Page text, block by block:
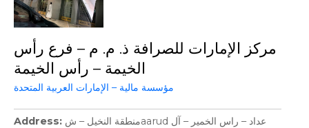
مركز الإمارات للصرافة ذ. م. م – فرع رأس
الخيمة – رأس الخيمة
مؤسسة مالية – الإمارات العربية المتحدة
Address منطقة النخيل – شaarud عداد – راس الخمير – آل